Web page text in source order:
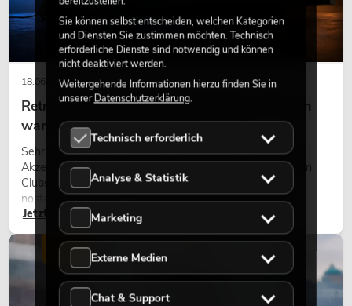
18.06.2026
Retro-Licht im modernen Lichtdesign: Warum
warmes Licht wieder wirkt
Sehr warmes Licht, sichtbare Leuchtflächen und farbige
Akzente prägen viele aktuelle Lichtdesigns auf Bühnen, in
Clubs und bei Events. Retro-Licht ist dabei kein rein
nostalgischer Effekt, sondern ein bewusst eingesetztes
Gestaltungsmittel: Es schafft Atmosphäre, gibt Szenen
Charakter und kann technische LED-Setups emotionaler
wirken lassen.
Jetzt lesen
LICHT
Sie können selbst entscheiden, welchen Kategorien
und Diensten Sie zustimmen möchten. Technisch
erforderliche Dienste sind notwendig und können
nicht deaktiviert werden.
Weitergehende Informationen hierzu finden Sie in
unsererDatenschutzerklärung.
Technisch erforderlich
Analyse & Statistik
Marketing
Externe Medien
Chat & Support